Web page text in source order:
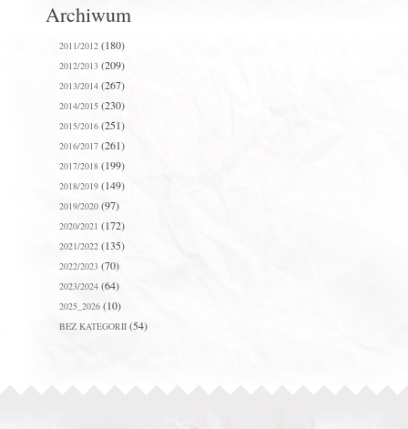
Archiwum
2011/2012(180)
2012/2013(209)
2013/2014(267)
2014/2015(230)
2015/2016(251)
2016/2017(261)
2017/2018(199)
2018/2019(149)
2019/2020(97)
2020/2021 (172)
2021/2022(135)
2022/2023(70)
2023/2024(64)
2025_2026(10)
BEZ KATEGORII(54)